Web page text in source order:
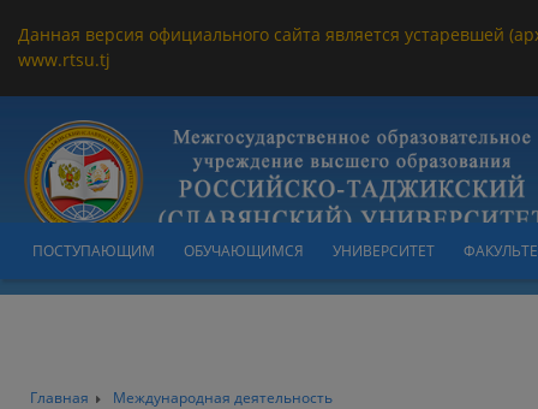
Данная версия официального сайта является устаревшей
www.rtsu.tj
ПОСТУПАЮЩИМ ОБУЧАЮЩИМСЯ УНИВЕРСИТЕТ
Главная Международная деятельность